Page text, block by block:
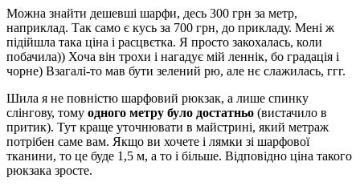
Можна знайти дешевші шарфи, десь 300 грн за метр,
наприклад. Так само є кусь за 700 грн, до прикладу. Мені ж
підійшла така ціна і расцвєтка. Я просто закохалась, коли
побачила)) Хоча він трохи і нагадує мій леннік, бо градація і
чорне) Взагалі-то мав бути зелений рю, але нє слажилась, ггг.
Шила я не повністю шарфовий рюкзак, а лише спинку
слінгову, тому одного метру було достатньо (вистачило в
притик). Тут краще уточнювати в майстрині, який метраж
потрібен саме вам. Якщо ви хочете і лямки зі шарфової
тканини, то це буде 1,5 м, а то і більше. Відповідно ціна такого
рюкзака зросте.